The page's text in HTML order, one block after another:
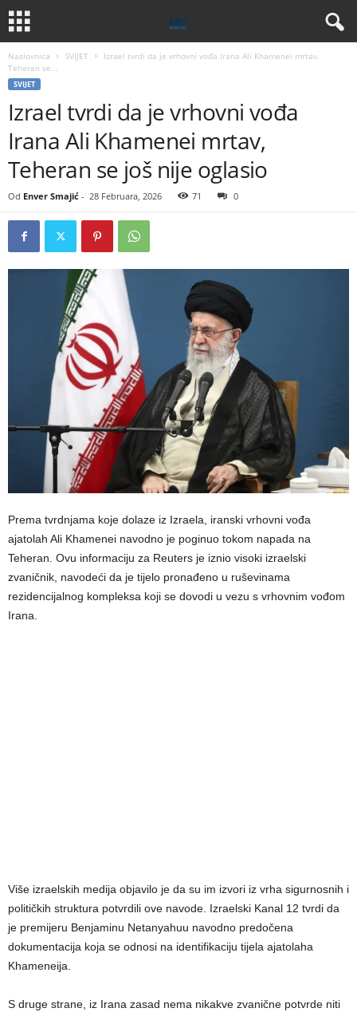
Naslovnica SVIJET
Izrael tvrdi da je vrhovni vođa Irana Ali Khamenei mrtav,
Teheran se...
SVIJET
Izrael tvrdi da je vrhovni vođa
Irana Ali Khamenei mrtav,
Teheran se još nije oglasio
Od Enver Smajić - 28 Februara, 2026 71 0
Prema tvrdnjama koje dolaze iz Izraela, iranski vrhovni vođa
ajatolah Ali Khamenei navodno je poginuo tokom napada na
Teheran. Ovu informaciju za Reuters je iznio visoki izraelski
zvaničnik, navodeći da je tijelo pronađeno u ruševinama
rezidencijalnog kompleksa koji se dovodi u vezu s vrhovnim vođom
Irana.
Više izraelskih medija objavilo je da su im izvori iz vrha sigurnosnih i
političkih struktura potvrdili ove navode. Izraelski Kanal 12 tvrdi da
je premijeru Benjaminu Netanyahuu navodno predočena
dokumentacija koja se odnosi na identifikaciju tijela ajatolaha
Khameneija.
S druge strane, iz Irana zasad nema nikakve zvanične potvrde niti